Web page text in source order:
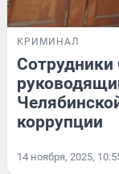
КРИМИНАЛ
коррупции
14 ноября, 2025,